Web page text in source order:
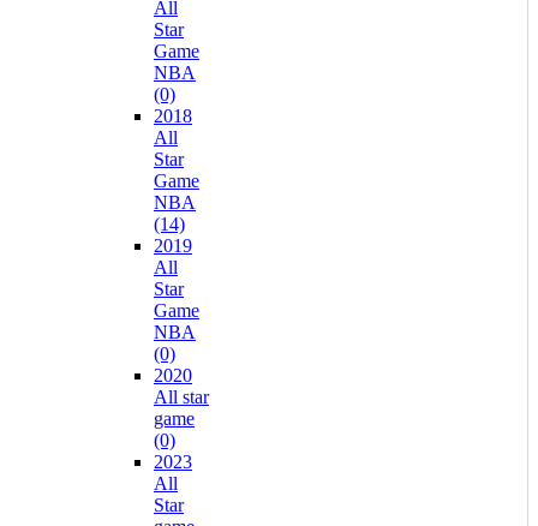
All
Star
Game
NBA
(0)
2018
All
Star
Game
NBA
(14)
2019
All
Star
Game
NBA
(0)
2020
All star
game
(0)
2023
All
Star